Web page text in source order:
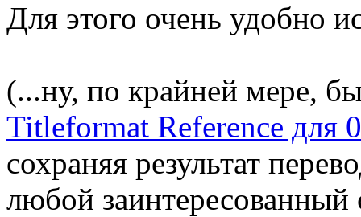
Для этого очень удобно
(...ну, по крайней мере,
Titleformat Reference для
сохраняя результат
любой